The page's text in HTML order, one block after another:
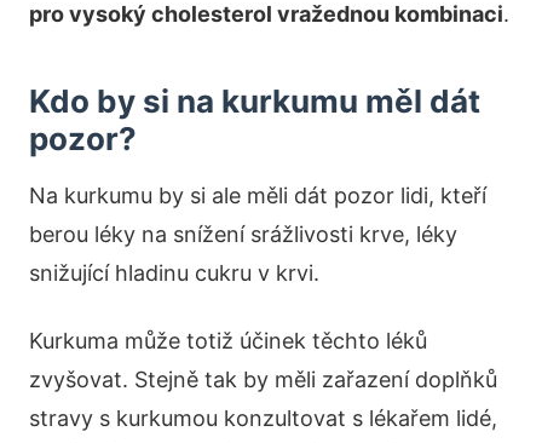
pro vysoký cholesterol vražednou kombinaci.
Kdo by si na kurkumu měl dát
pozor?
Na kurkumu by si ale měli dát pozor lidi, kteří
berou léky na snížení srážlivosti krve, léky
snižující hladinu cukru v krvi.
Kurkuma může totiž účinek těchto léků
zvyšovat. Stejně tak by měli zařazení doplňků
stravy s kurkumou konzultovat s lékařem lidé,